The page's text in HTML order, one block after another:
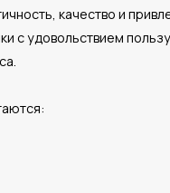
качество и
с удовольствием